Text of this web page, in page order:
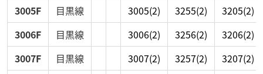
3005F
目黒線 3005(2) 3255(2) 3205(2)
3006F
目黒線 3006(2) 3256(2) 3206(2)
3007F
目黒線 3007(2) 3257(2) 3207(2)